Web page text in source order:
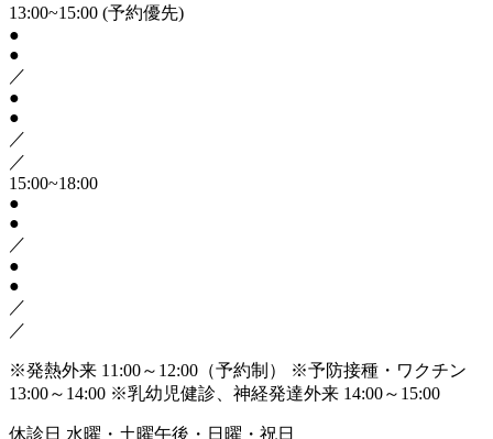
13:00~15:00 (予約優先)
●
●
／
●
●
／
／
15:00~18:00
●
●
／
●
●
／
／
※発熱外来 11:00～12:00（予約制）
※予防接種・ワクチン
13:00～14:00 ※乳幼児健診、神経発達外来 14:00～15:00
休診日 水曜・土曜午後・日曜・祝日